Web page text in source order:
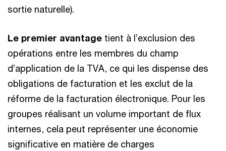
sortie naturelle).
Le premier avantage tient à l’exclusion des
opérations entre les membres du champ
d’application de la TVA, ce qui les dispense des
obligations de facturation et les exclut de la
réforme de la facturation électronique. Pour les
groupes réalisant un volume important de flux
internes, cela peut représenter une économie
significative en matière de charges